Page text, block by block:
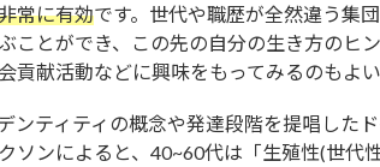
常に有効です。世代や職歴が全然違う集
ことができ、この先の自分の生き方のヒ
貢献活動などに興味をもってみるのもよ
ンティティの概念や発達段階を提唱した
ソンによると、40~60代は「生殖性(世代